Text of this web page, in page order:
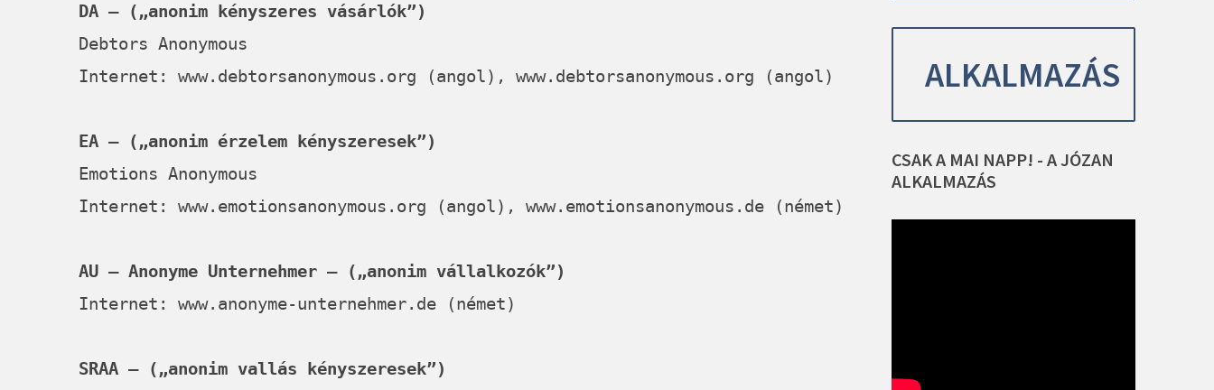
DA – („anonim kényszeres vásárlók”)
Debtors Anonymous
Internet: www.debtorsanonymous.org (angol), www.debtorsanonymous.org (angol)
EA – („anonim érzelem kényszeresek”)
Emotions Anonymous
Internet: www.emotionsanonymous.org (angol), www.emotionsanonymous.de (német)
AU – Anonyme Unternehmer – („anonim vállalkozók”)
Internet: www.anonyme-unternehmer.de (német)
SRAA – („anonim vallás kényszeresek”)
ALKALMAZÁS
CSAKA MAI NAPP! - A JÓZAN
ALKALMAZÁS